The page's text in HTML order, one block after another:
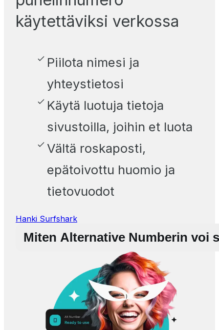
käytettäviksi verkossa
Piilota nimesi ja
yhteystietosi
Käytä luotuja tietoja
sivustoilla, joihin et luota
Vältä roskaposti,
epätoivottu huomio ja
tietovuodot
Hanki Surfshark
Miten Alternative Numberin voi